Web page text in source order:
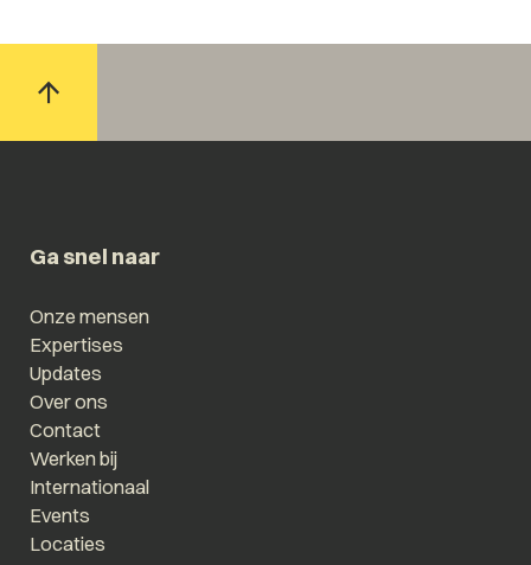
Ga snel naar
Onze mensen
Expertises
Updates
Over ons
Contact
Werken bij
Internationaal
Events
Locaties